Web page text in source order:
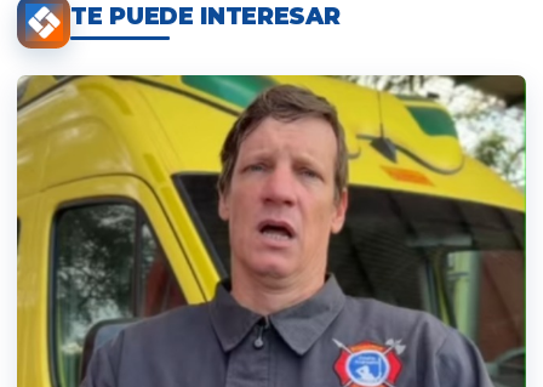
TE PUEDE INTERESAR